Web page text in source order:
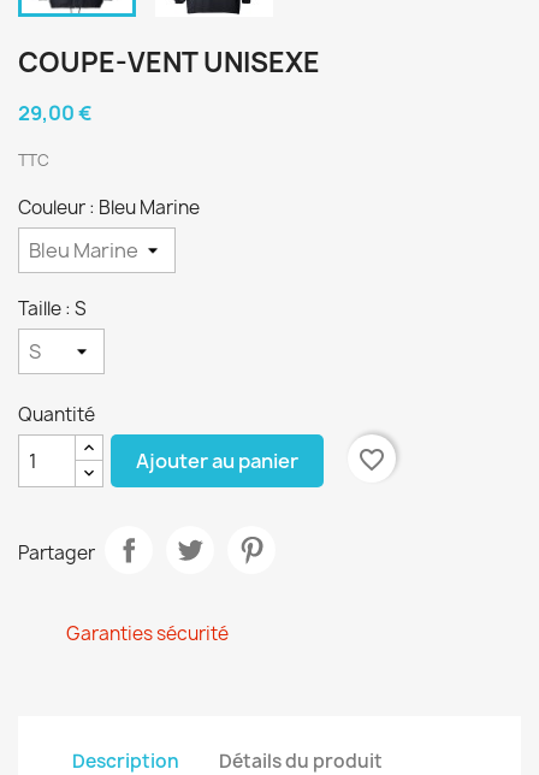
COUPE-VENT UNISEXE
29,00 €
TTC
Couleur : Bleu Marine
Taille : S
Quantité
Ajouter au panier favorite_border
Partager
Garanties sécurité
Description Détails du produit